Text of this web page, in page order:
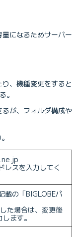
になるためサーバー
、機種変更をすると
。
が、フォルダ構成や
レスを入力してく
載の「BIGLOBEパ
た場合は、変更後
ます。